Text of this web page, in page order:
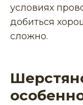
условиях
добиться
сложно.